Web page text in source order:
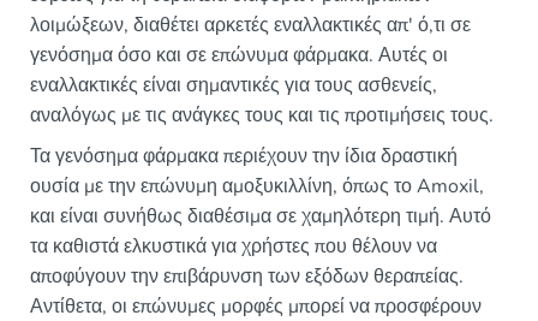
λοιμώξεων, διαθέτει αρκετές εναλλακτικές απ' ό,τι σε
γενόσημα όσο και σε επώνυμα φάρμακα. Αυτές οι
εναλλακτικές είναι σημαντικές για τους ασθενείς,
αναλόγως με τις ανάγκες τους και τις προτιμήσεις τους.
Τα γενόσημα φάρμακα περιέχουν την ίδια δραστική
ουσία με την επώνυμη αμοξυκιλλίνη, όπως το Amoxil,
και είναι συνήθως διαθέσιμα σε χαμηλότερη τιμή. Αυτό
τα καθιστά ελκυστικά για χρήστες που θέλουν να
αποφύγουν την επιβάρυνση των εξόδων θεραπείας.
Αντίθετα, οι επώνυμες μορφές μπορεί να προσφέρουν